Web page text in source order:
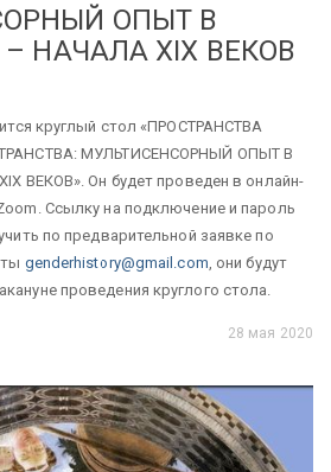
ОПЫТ В
– НАЧАЛА XIX ВЕКОВ
круглый стол «ПРОСТРАНСТВА
МУЛЬТИСЕНСОРНЫЙ ОПЫТ В
ВЕКОВ». Он будет проведен в онлайн-
Ссылку на подключение и пароль
по предварительной заявке по
genderhistory@gmail.com, они будут
проведения круглого стола.
28 мая 2020